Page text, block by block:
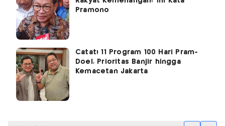
Pramono
Catat! 11 Program 100 Hari Pram-
Doel, Prioritas Banjir hingga
Kemacetan Jakarta